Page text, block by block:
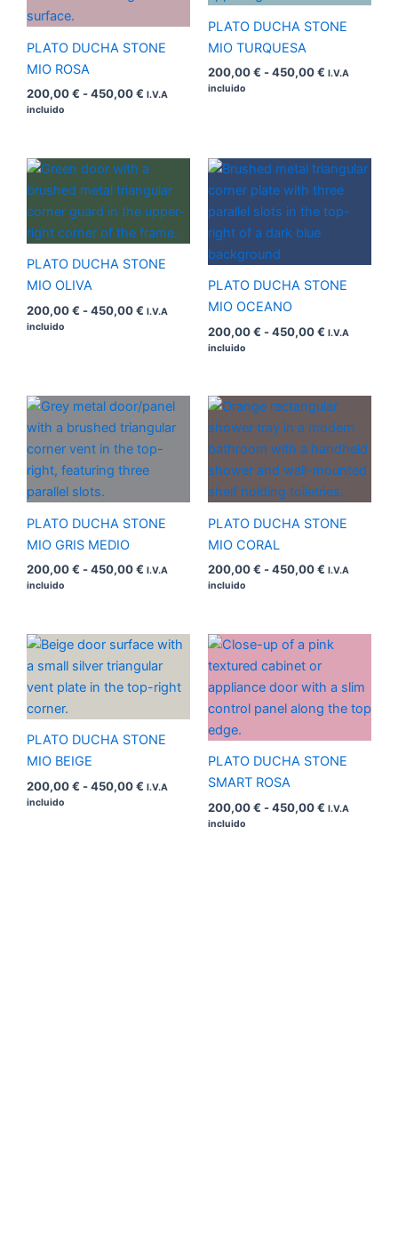
PLATO DUCHA STONE
MIO ROSA
200,00€ -450,00€ I.V.A
incluido
PLATO DUCHA STONE
MIO TURQUESA
200,00€ -450,00€ I.V.A
incluido
PLATO DUCHA STONE
MIO OLIVA
200,00€ -450,00€
Rango
precios:
desde
200,00 €
hasta
I.V.A
incluido
PLATO DUCHA STONE
MIO OCEANO
200,00€ -450,00€
Rango
precios:
desde
I.V.A
incluido
PLATO DUCHA STONE
MIO GRIS MEDIO
200,00€ -450,00€
Rango
de
precios:
desde
hasta
I.V.A
incluido
PLATO DUCHA STONE
MIO CORAL
200,00€ -450,00€
Rango
precios:
desde
200,00 €
hasta
450,00 €
I.V.A
incluido
PLATO DUCHA STONE
MIO BEIGE
200,00€ -450,00€
Rango
precios:
desde
I.V.A
incluido
PLATO DUCHA STONE
SMART ROSA
200,00€ -450,00€
Rango
desde
200,00 €
hasta
I.V.A
incluido